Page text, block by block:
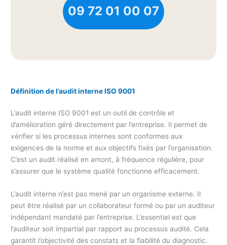
09 72 01 00 07
Définition de l’audit interne ISO 9001
L’audit interne ISO 9001 est un outil de contrôle et
d’amélioration géré directement par l’entreprise. Il permet de
vérifier si les processus internes sont conformes aux
exigences de la norme et aux objectifs fixés par l’organisation.
C’est un audit réalisé en amont, à fréquence régulière, pour
s’assurer que le système qualité fonctionne efficacement.
L’audit interne n’est pas mené par un organisme externe. Il
peut être réalisé par un collaborateur formé ou par un auditeur
indépendant mandaté par l’entreprise. L’essentiel est que
l’auditeur soit impartial par rapport au processus audité. Cela
garantit l’objectivité des constats et la fiabilité du diagnostic.